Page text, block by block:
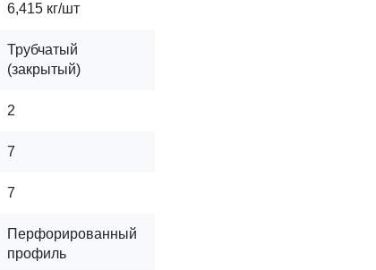
6,415 кг/шт
Трубчатый
(закрытый)
2
7
7
Перфорированный
профиль